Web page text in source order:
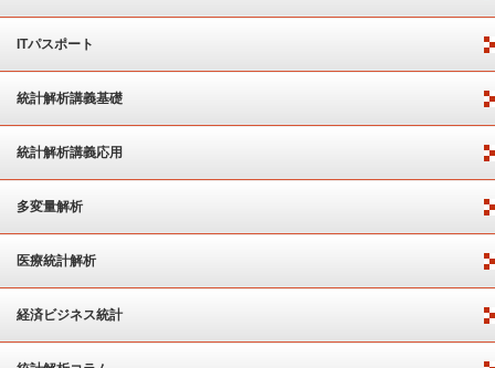
ITパスポート
統計解析講義基礎
統計解析講義応用
多変量解析
医療統計解析
経済ビジネス統計